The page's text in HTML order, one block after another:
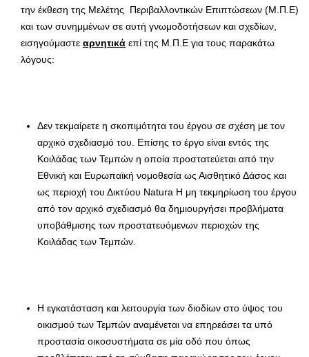
την έκθεση της Μελέτης Περιβαλλοντικών Επιπτώσεων (Μ.Π.Ε)
και των συνημμένων σε αυτή γνωμοδοτήσεων και σχεδίων,
εισηγούμαστε αρνητικά επί της Μ.Π.Ε για τους παρακάτω
λόγους:
Δεν τεκμαίρετε η σκοπιμότητα του έργου σε σχέση με τον
αρχικό σχεδιασμό του. Επίσης το έργο είναι εντός της
Κοιλάδας των Τεμπών η οποία προστατεύεται από την
Εθνική και Ευρωπαϊκή νομοθεσία ως Αισθητικό Δάσος και
ως περιοχή του Δικτύου Natura Η μη τεκμηρίωση του έργου
από τον αρχικό σχεδιασμό θα δημιουργήσει προβλήματα
υποβάθμισης των προστατευόμενων περιοχών της
Κοιλάδας των Τεμπών.
Η εγκατάσταση και λειτουργία των διοδίων στο ύψος του
οικισμού των Τεμπών αναμένεται να επηρεάσει τα υπό
προστασία οικοσυστήματα σε μία οδό που όπως